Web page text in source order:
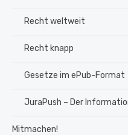
Recht weltweit
Recht knapp
Gesetze im ePub-Format
JuraPush – Der
Mitmachen!